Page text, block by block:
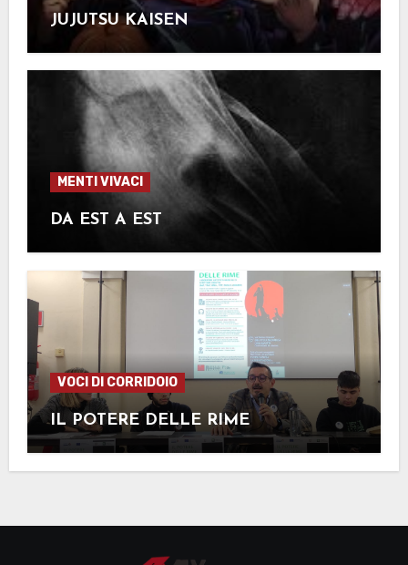
JUJUTSU KAISEN
MENTI VIVACI
DA EST A EST
VOCI DI CORRIDOIO
IL POTERE DELLE RIME